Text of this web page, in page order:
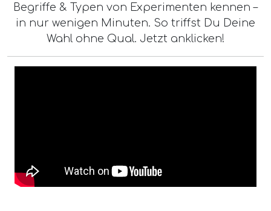
Begriffe & Typen von Experimenten kennen –
in nur wenigen Minuten. So triffst Du Deine
Wahl ohne Qual. Jetzt anklicken!